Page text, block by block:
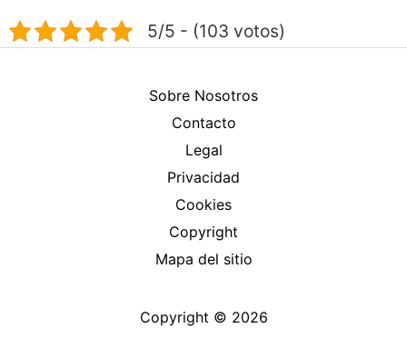
5/5 - (103 votos)
Sobre Nosotros
Contacto
Legal
Privacidad
Cookies
Copyright
Mapa del sitio
Copyright © 2026